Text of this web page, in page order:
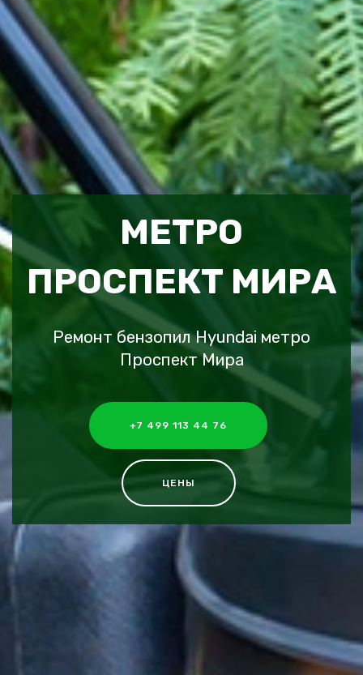
МЕТРО
ПРОСПЕКТ МИРА
Ремонт бензопил Hyundai метро
Проспект Мира
+7 499 113 44 76
ЦЕНЫ